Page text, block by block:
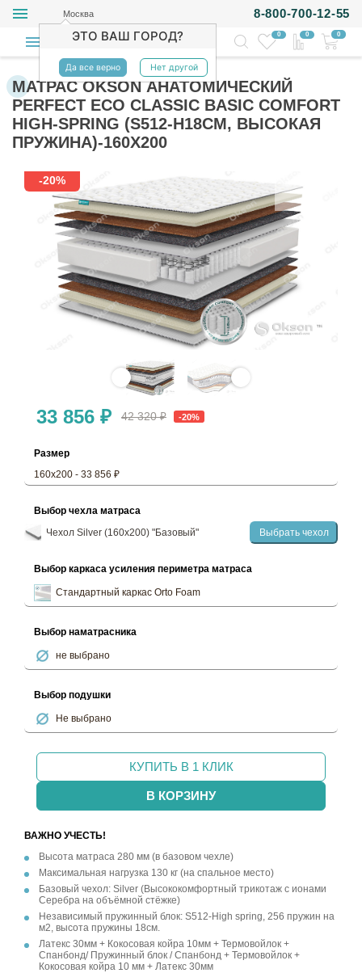
Москва
ЭТО ВАШ ГОРОД?
Да все верно Нет другой
8-800-700-12-55
0 0 0
МАТРАС OKSON АНАТОМИЧЕСКИЙ
PERFECT ECO CLASSIC BASIC COMFORT
HIGH-SPRING (S512-H18СМ, ВЫСОКАЯ
ПРУЖИНА)-160Х200
-20%
Размер
160х200 - 33 856 ₽
33 856 ₽ 42 320 ₽ -20%
Выбор чехла матраса
Чехол Silver (160х200) "Базовый"
Выбрать чехол
Выбор каркаса усиления периметра матраса
Стандартный каркас Orto Foam
Выбор наматрасника
не выбрано
Выбор подушки
Не выбрано
КУПИТЬ В 1 КЛИК
В КОРЗИНУ
ВАЖНО УЧЕСТЬ!
Высота матраса 280 мм (в базовом чехле)
Максимальная нагрузка 130 кг (на спальное место)
Базовый чехол: Silver (Высококомфортный трикотаж с ионами
Серебра на объёмной стёжке)
Независимый пружинный блок: S512-High spring, 256 пружин на
м2, высота пружины 18см.
Латекс 30мм + Кокосовая койра 10мм + Термовойлок +
Спанбонд/ Пружинный блок / Спанбонд + Термовойлок +
Кокосовая койра 10 мм + Латекс 30мм